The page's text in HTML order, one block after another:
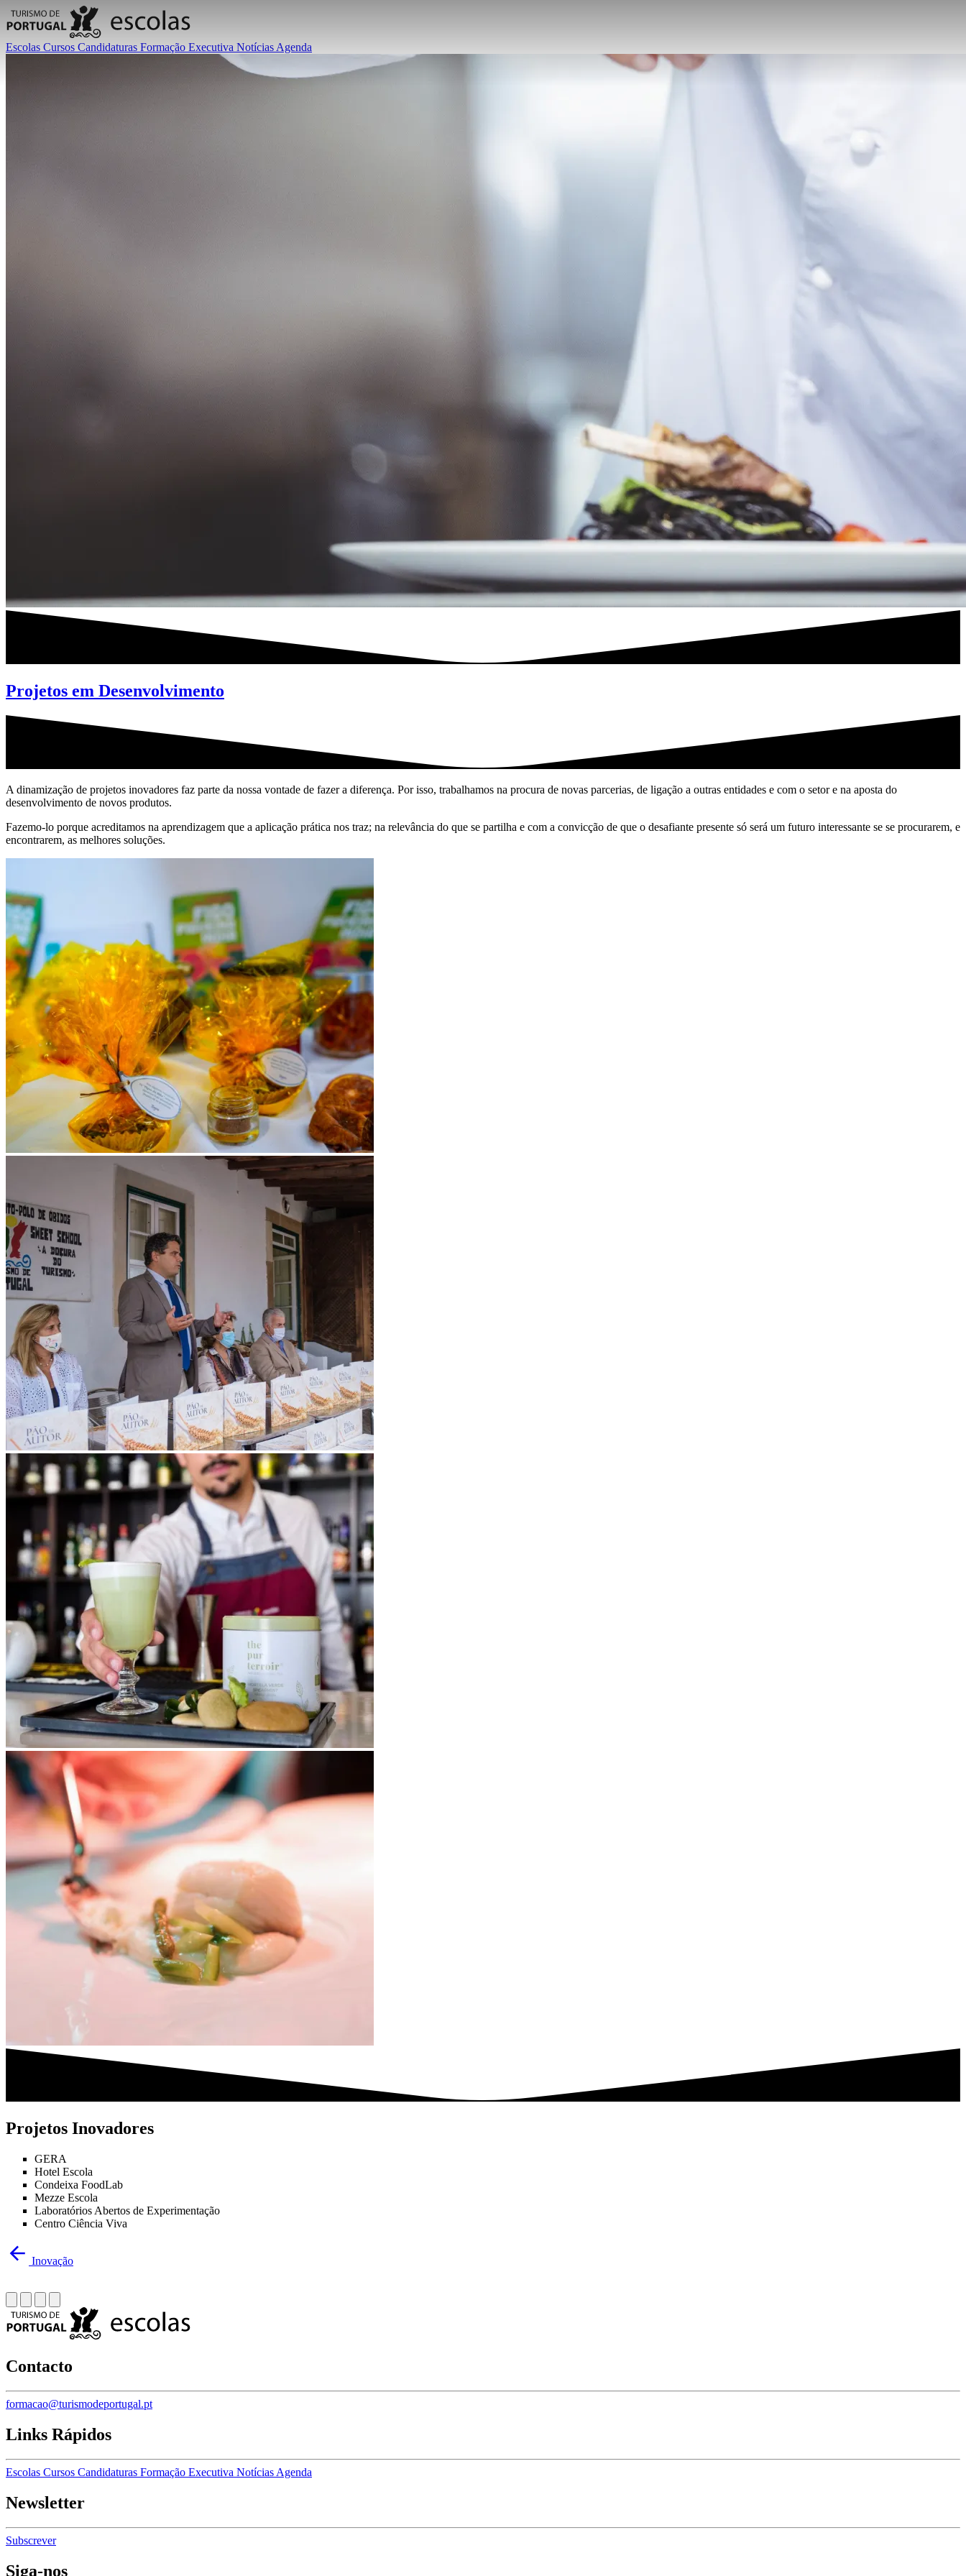
Escolas Cursos Candidaturas Formação Executiva Notícias Agenda
Projetos em Desenvolvimento
A dinamização de projetos inovadores faz parte da nossa vontade de fazer a diferença. Por isso, trabalhamos na procura de novas parcerias, de ligação a outras entidades e com o setor e na aposta do
desenvolvimento de novos produtos.
Fazemo-lo porque acreditamos na aprendizagem que a aplicação prática nos traz; na relevância do que se partilha e com a convicção de que o desafiante presente só será um futuro interessante se se procurarem, e
encontrarem, as melhores soluções.
Projetos Inovadores
GERA
Hotel Escola
Condeixa FoodLab
Mezze Escola
Laboratórios Abertos de Experimentação
Centro Ciência Viva
Inovação
Contacto
formacao@turismodeportugal.pt
Links Rápidos
Escolas Cursos Candidaturas Formação Executiva Notícias Agenda
Newsletter
Subscrever
Siga-nos